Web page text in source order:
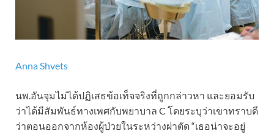
Anna Shvets
นพ.อันจุมไม่ได้ปฏิเสธข้อเท็จจริงที่ถูกกล่าวหา และยอมรับ
ว่าได้มีสัมพันธ์ทางเพศกับพยาบาล C โดยระบุว่าเขาทราบดี
ว่าตอนออกจากห้องผู้ป่วยในระหว่างผ่าตัด “เธอน่าจะอยู่